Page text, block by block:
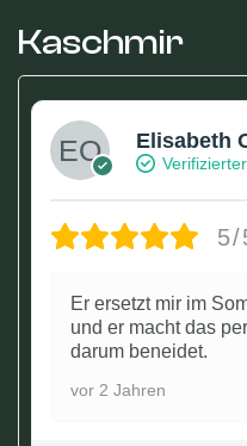
Kaschmir
Elisabeth
5/
Er ersetzt mir im
und er macht das
darum beneidet.
vor 2 Jahren